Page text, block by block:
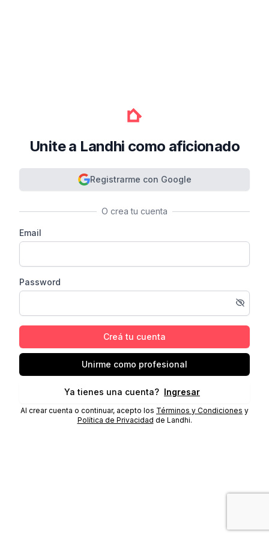
Unite a Landhi como aficionado
Registrarme con Google
O crea tu cuenta
Email
Password
Creá tu cuenta
Unirme como profesional
Ya tienes una cuenta? Ingresar
Al crear cuenta o continuar, acepto los Términos y Condiciones y
Política de Privacidad de Landhi.